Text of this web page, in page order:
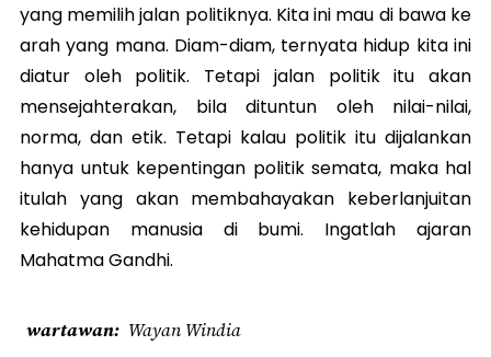
yang memilih jalan politiknya. Kita ini mau di bawa ke
arah yang mana. Diam-diam, ternyata hidup kita ini
diatur oleh politik. Tetapi jalan politik itu akan
mensejahterakan, bila dituntun oleh nilai-nilai,
norma, dan etik. Tetapi kalau politik itu dijalankan
hanya untuk kepentingan politik semata, maka hal
itulah yang akan membahayakan keberlanjuitan
kehidupan manusia di bumi. Ingatlah ajaran
Mahatma Gandhi.
wartawan Wayan Windia